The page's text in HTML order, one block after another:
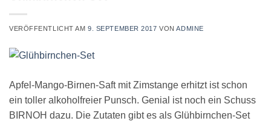
VERÖFFENTLICHT AM9. SEPTEMBER 2017 VONADMINE
Apfel-Mango-Birnen-Saft mit Zimstange erhitzt ist schon
ein toller alkoholfreier Punsch. Genial ist noch ein Schuss
BIRNOH dazu. Die Zutaten gibt es als Glühbirnchen-Set